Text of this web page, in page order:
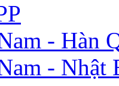
- Hàn
- Nhật